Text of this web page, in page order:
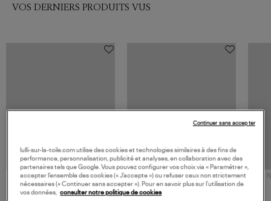
VOS DERNIERS PRODUITS VUS
JEROME DREYFUSS
Sac Bobi S Cuir Lamé
NOUVELLE COLLECTION
TORAL
Mocassins Killian Sport
lulli-sur-la-toile.com utilise des cookies et technologies similaires à des fins de
performance, personnalisation, publicité et analyses, en collaboration avec des
partenaires tels que Google. Vous pouvez configurer vos choix via « Paramétrer »,
accepter l’ensemble des cookies (« J’accepte ») ou refuser ceux non strictement
nécessaires (« Continuer sans accepter »). Pour en savoir plus sur l’utilisation de
vos données, consulter notre politique de cookies
Continuer sans accepter